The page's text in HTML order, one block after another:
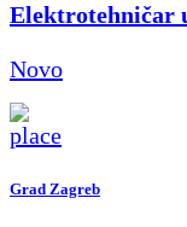
Elektrotehničar
Novo
Grad Zagreb